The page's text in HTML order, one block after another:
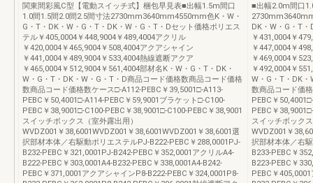
関東間彩風C型【電動スイッチ式】梱包早見表■出幅1.5m間口
1.0間1.5間2.0間2.5間寸法2730mm3640mm4550mm色K・W・
G・T・DK・W・G・T・DK・W・G・T・Dセット価格ポリエス
テル￥405,0004￥448,9004￥489,4004アクリル
￥420,0004￥465,9004￥508,4004アクアシャイン
￥441,0004￥489,9004￥533,4004熱線遮断アクア
￥465,0004￥512,9004￥561,4004部材名K・W・G・T・DK・
W・G・T・DK・W・G・T・D商品コード価格数商品コード価格
数商品コード価格数ケース□-A112-PEBC￥39,5001□-A113-
PEBC￥50,4001□-A114-PEBC￥59,9001ブラケット□-C100-
PEBC￥38,9001□-C100-PEBC￥38,9001□-C100-PEBC￥38,9001
スイッチボックス（室外露出用）
WVDZ001￥38,6001WVDZ001￥38,6001WVDZ001￥38,6001選
択部材本体／右駆動ポリエステルPJ-B222-PEBC￥288,0001PJ-
B232-PEBC￥321,0001PJ-B242-PEBC￥352,0001アクリルA4-
B222-PEBC￥303,0001A4-B232-PEBC￥338,0001A4-B242-
PEBC￥371,0001アクアシャインP8-B222-PEBC￥324,0001P8-
■出幅2.0m間口
DK・W・G・T
￥431,0004￥
￥447,0004￥
￥469,0004￥
￥492,0004￥
W・G・T・DK
数商品コード価
PEBC￥
PEBC￥
スイッチボック
WVDZ001￥
択部材本体／右
B233-PEBC￥
B223-PEBC￥
PEBC￥